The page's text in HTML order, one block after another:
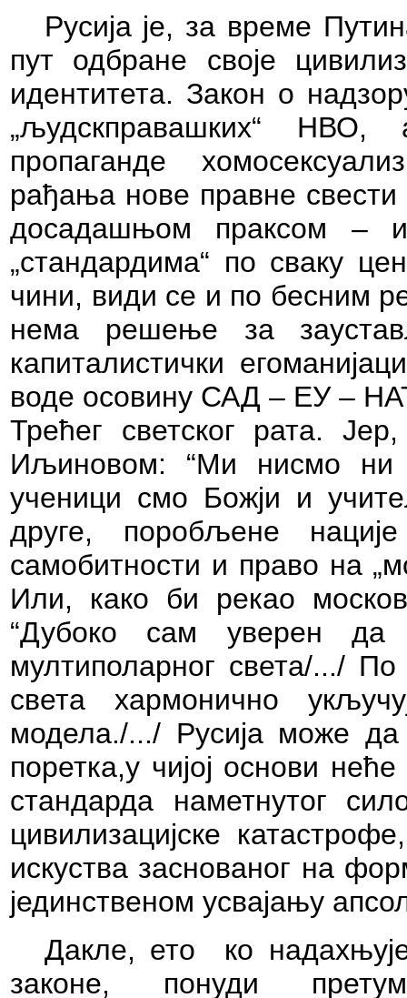
Русија је, за време
пут одбране своје
идентитета. Закон о
„људскправашких“ НВО,
пропаганде
рађања нове правне свести
досадашњом праксом –
„стандардима“ по сваку
чини, види се и по бесним
нема решење за
капиталистички
воде осовину САД – ЕУ –
Трећег светског рата. Јер,
Иљиновом:
“Ми нисмо ни
ученици смо Божји и
друге, поробљене
самобитности и право на
Или,
како би рекао
“Дубоко сам уверен да
мултиполарног света/.../ По
света хармонично
модела./.../ Русија може да
поретка,у чијој основи
стандарда наметнутог
цивилизацијске катастрофе,
искуства заснованог на
јединственом усвајању
Дакле, ето
ко
законе, понуди